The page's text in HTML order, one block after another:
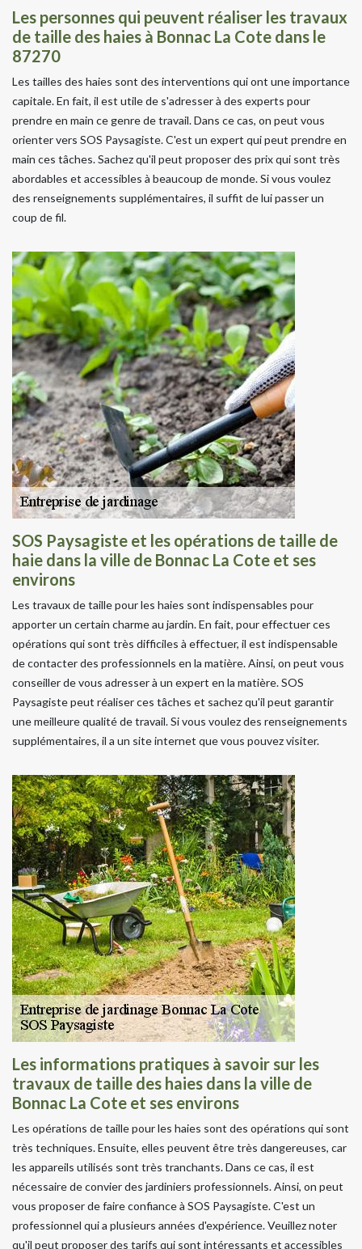
Les personnes qui peuvent réaliser les travaux
de taille des haies à Bonnac La Cote dans le
87270
Les tailles des haies sont des interventions qui ont une importance
capitale. En fait, il est utile de s'adresser à des experts pour
prendre en main ce genre de travail. Dans ce cas, on peut vous
orienter vers SOS Paysagiste. C'est un expert qui peut prendre en
main ces tâches. Sachez qu'il peut proposer des prix qui sont très
abordables et accessibles à beaucoup de monde. Si vous voulez
des renseignements supplémentaires, il suffit de lui passer un
coup de fil.
SOS Paysagiste et les opérations de taille de
haie dans la ville de Bonnac La Cote et ses
environs
Les travaux de taille pour les haies sont indispensables pour
apporter un certain charme au jardin. En fait, pour effectuer ces
opérations qui sont très difficiles à effectuer, il est indispensable
de contacter des professionnels en la matière. Ainsi, on peut vous
conseiller de vous adresser à un expert en la matière. SOS
Paysagiste peut réaliser ces tâches et sachez qu'il peut garantir
une meilleure qualité de travail. Si vous voulez des renseignements
supplémentaires, il a un site internet que vous pouvez visiter.
Les informations pratiques à savoir sur les
travaux de taille des haies dans la ville de
Bonnac La Cote et ses environs
Les opérations de taille pour les haies sont des opérations qui sont
très techniques. Ensuite, elles peuvent être très dangereuses, car
les appareils utilisés sont très tranchants. Dans ce cas, il est
nécessaire de convier des jardiniers professionnels. Ainsi, on peut
vous proposer de faire confiance à SOS Paysagiste. C'est un
professionnel qui a plusieurs années d'expérience. Veuillez noter
qu'il peut proposer des tarifs qui sont intéressants et accessibles